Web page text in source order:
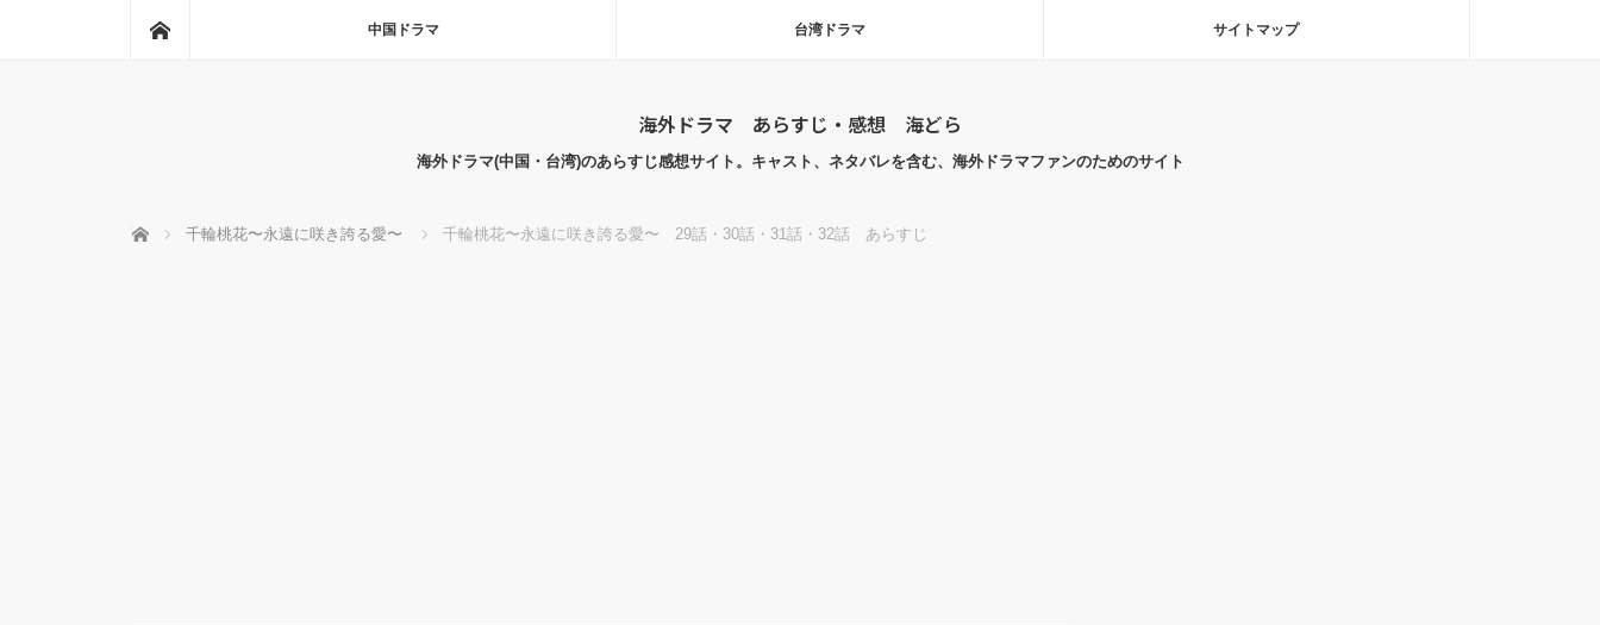
中国ドラマ 台湾ドラマ サイトマップ
海外ドラマ あらすじ・感想 海どら
海外ドラマ(中国・台湾)のあらすじ感想サイト。キャスト、ネタバレを含む、海外ドラマファンのためのサイト
ホーム 千輪桃花〜永遠に咲き誇る愛〜 千輪桃花〜永遠に咲き誇る愛〜 29話・30話・31話・32話 あらすじ